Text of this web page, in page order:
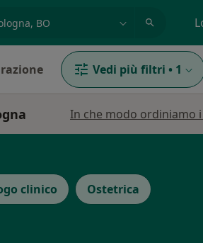
Vedi più filtri • 1
In che modo ordiniamo
clinico Ostetrica